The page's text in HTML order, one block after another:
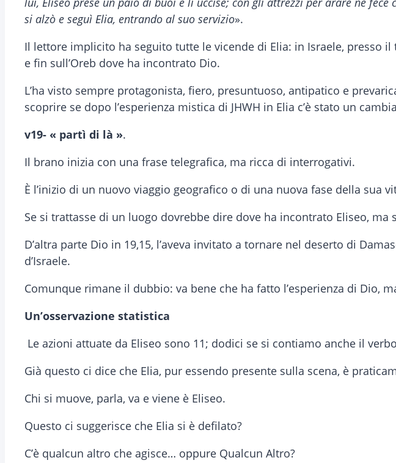
si alzò e seguì Elia, entrando al suo servizio».
Il lettore implicito ha seguito tutte le vicende di Elia: in Israele, presso
e fin sull’Oreb dove ha incontrato Dio.
L’ha visto sempre protagonista, fiero, presuntuoso, antipatico e
scoprire se dopo l’esperienza mistica di JHWH in Elia c’è stato un
v19- « partì di là ».
Il brano inizia con una frase telegrafica, ma ricca di interrogativi.
È l’inizio di un nuovo viaggio geografico o di una nuova fase della sua
Se si trattasse di un luogo dovrebbe dire dove ha incontrato Eliseo, ma
D’altra parte Dio in 19,15, l’aveva invitato a tornare nel deserto di
d’Israele.
Comunque rimane il dubbio: va bene che ha fatto l’esperienza di Dio,
Un’osservazione statistica
Le azioni attuate da Eliseo sono 11; dodici se si contiamo anche il
Già questo ci dice che Elia, pur essendo presente sulla scena, è
Chi si muove, parla, va e viene è Eliseo.
Questo ci suggerisce che Elia si è defilato?
C’è qualcun altro che agisce… oppure Qualcun Altro?